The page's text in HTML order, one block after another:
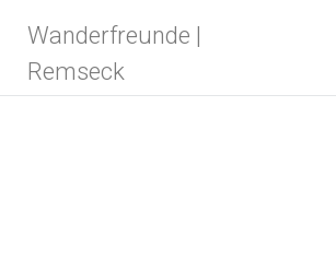
Inhalt
springen
Wanderfreunde |
Remseck